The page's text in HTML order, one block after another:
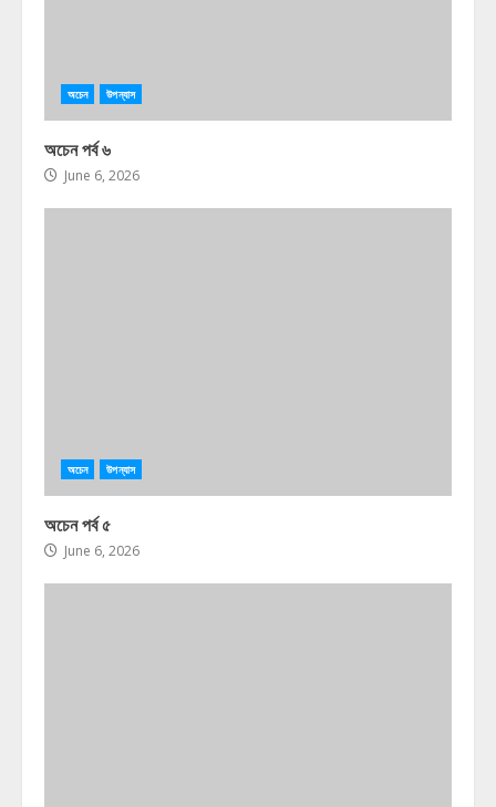
অচেন উপন্যাস
অচেন পর্ব ৬
June 6, 2026
অচেন উপন্যাস
অচেন পর্ব ৫
June 6, 2026